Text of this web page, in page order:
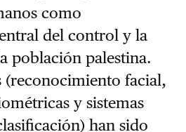
como
del control y la
población palestina.
(reconocimiento facial,
y sistemas
han sido